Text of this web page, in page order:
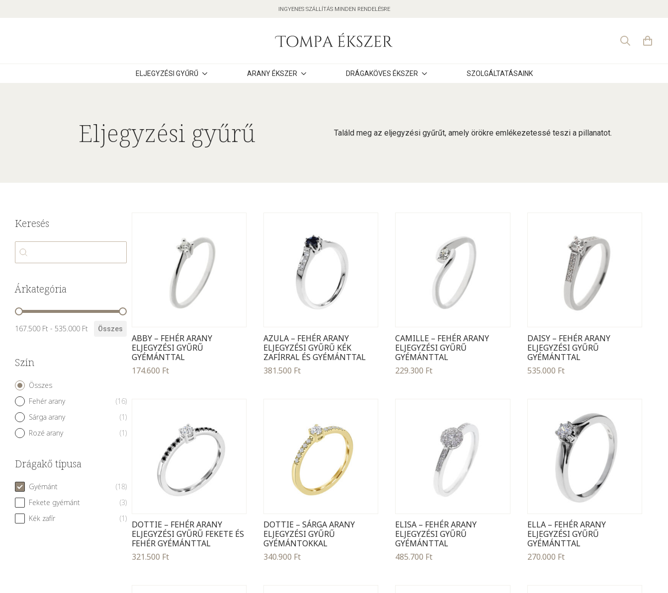
INGYENES SZÁLLÍTÁS MINDEN RENDELÉSRE
ELJEGYZÉSI GYŰRŰ ARANY ÉKSZER DRÁGAKÖVES ÉKSZER SZOLGÁLTATÁSAINK
Eljegyzési gyűrű Találd meg az eljegyzési gyűrűt, amely örökre emlékezetessé teszi a pillanatot.
Keresés
Keresés
Keresés
Árkategória
Árkategória
167.500 Ft - 535.000 Ft Összes
Szín
SzínÖsszes
Fehér arany
(16)
Sárga arany
(1)
Rozé arany
(1)
Drágakő típusa
Drágakő típusa
Gyémánt
(18)
Fekete gyémánt
(3)
Kék zafír
(1)
ABBY – FEHÉR ARANY
ELJEGYZÉSI GYŰRŰ
GYÉMÁNTTAL
174.600 Ft
AZULA – FEHÉR ARANY
ELJEGYZÉSI GYŰRŰ KÉK
ZAFÍRRAL ÉS GYÉMÁNTTAL
381.500 Ft
CAMILLE – FEHÉR ARANY
ELJEGYZÉSI GYŰRŰ
GYÉMÁNTTAL
229.300 Ft
DAISY – FEHÉR ARANY
ELJEGYZÉSI GYŰRŰ
GYÉMÁNTTAL
535.000 Ft
DOTTIE – FEHÉR ARANY
ELJEGYZÉSI GYŰRŰ FEKETE ÉS
FEHÉR GYÉMÁNTTAL
321.500 Ft
DOTTIE – SÁRGA ARANY
ELJEGYZÉSI GYŰRŰ
GYÉMÁNTOKKAL
340.900 Ft
ELISA – FEHÉR ARANY
ELJEGYZÉSI GYŰRŰ
GYÉMÁNTTAL
485.700 Ft
ELLA – FEHÉR ARANY
ELJEGYZÉSI GYŰRŰ
GYÉMÁNTTAL
270.000 Ft